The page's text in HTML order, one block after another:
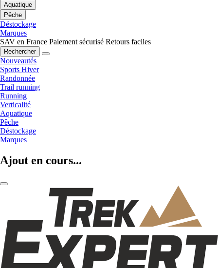
Aquatique
Pêche
Déstockage
Marques
SAV en France Paiement sécurisé Retours faciles
Rechercher
Nouveautés
Sports Hiver
Randonnée
Trail running
Running
Verticalité
Aquatique
Pêche
Déstockage
Marques
Ajout en cours...